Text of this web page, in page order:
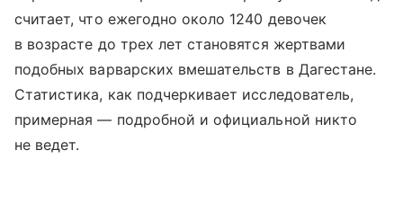
считает, что ежегодно около 1240 девочек
в возрасте до трех лет становятся жертвами
подобных варварских вмешательств в Дагестане.
Статистика, как подчеркивает исследователь,
примерная — подробной и официальной никто
не ведет.